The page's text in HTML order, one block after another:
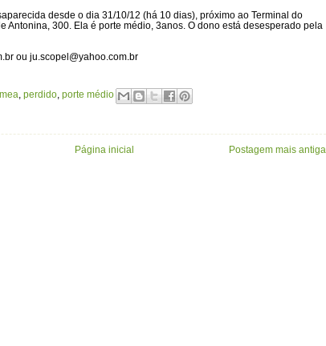
desde o dia 31/10/12 (há 10 dias), próximo ao Terminal do
Antonina, 300. Ela é porte médio, 3anos. O dono está desesperado pela
ou ju.scopel@yahoo.com.br
perdido porte médio
Postagem mais antiga
Página inicial